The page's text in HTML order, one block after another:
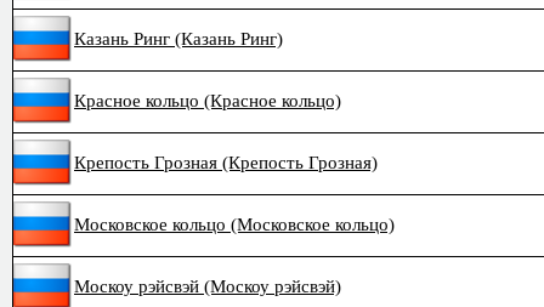
Казань Ринг (Казань Ринг)
Красное кольцо (Красное кольцо)
Крепость Грозная (Крепость Грозная)
Московское кольцо (Московское кольцо)
Москоу рэйсвэй (Москоу рэйсвэй)